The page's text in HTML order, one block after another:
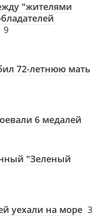
"жителями
9
72-летнюю мать
6 медалей
"Зеленый
уехали на море 3